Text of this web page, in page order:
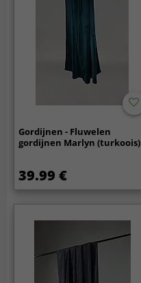
Gordijnen - Fluwelen
gordijnen Marlyn (turkoois)
39.99 €